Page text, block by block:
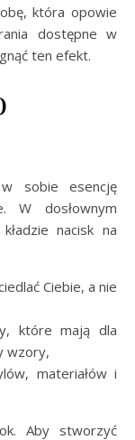
która opowie
dostępne w
ten efekt.
sobie esencję
W dosłownym
nacisk na
Ciebie, a nie
które mają dla
wzory,
materiałów i
Aby stworzyć